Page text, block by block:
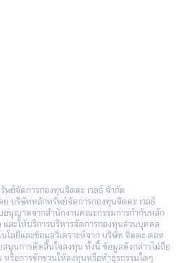
ย์จัดการกองทุนจิตตะ เวลธ์ จำกัด
บริษัทหลักทรัพย์จัดการกองทุนจิตตะ เวลธ์
อนุญาตจากสำนักงานคณะกรรมการกำกับหลัก
ละให้บริการบริหารจัดการกองทุนส่วนบุคคล
โลยีและข้อมูลวิเคราะห์จาก บริษัท จิตตะ ดอท
นุนการตัดสินใจลงทุน ทั้งนี้ ข้อมูลดังกล่าวไม่ถือ
รือการชักชวนให้ลงทุนหรือทำธุรกรรมใดๆ